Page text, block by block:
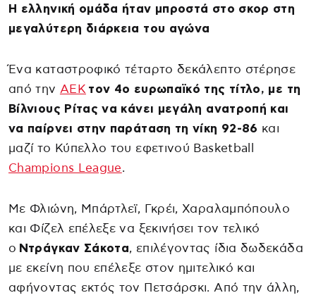
Η ελληνική ομάδα ήταν μπροστά στο σκορ στη
μεγαλύτερη διάρκεια του αγώνα
Ένα καταστροφικό τέταρτο δεκάλεπτο στέρησε
από την ΑΕΚ τον 4ο ευρωπαϊκό της τίτλο, με τη
Βίλνιους Ρίτας να κάνει μεγάλη ανατροπή και
να παίρνει στην παράταση τη νίκη 92-86 και
μαζί το Κύπελλο του εφετινού Basketball
Champions League.
Με Φλιώνη, Μπάρτλεϊ, Γκρέι, Χαραλαμπόπουλο
και Φίζελ επέλεξε να ξεκινήσει τον τελικό
ο Ντράγκαν Σάκοτα, επιλέγοντας ίδια δωδεκάδα
με εκείνη που επέλεξε στον ημιτελικό και
αφήνοντας εκτός τον Πετσάρσκι. Από την άλλη,